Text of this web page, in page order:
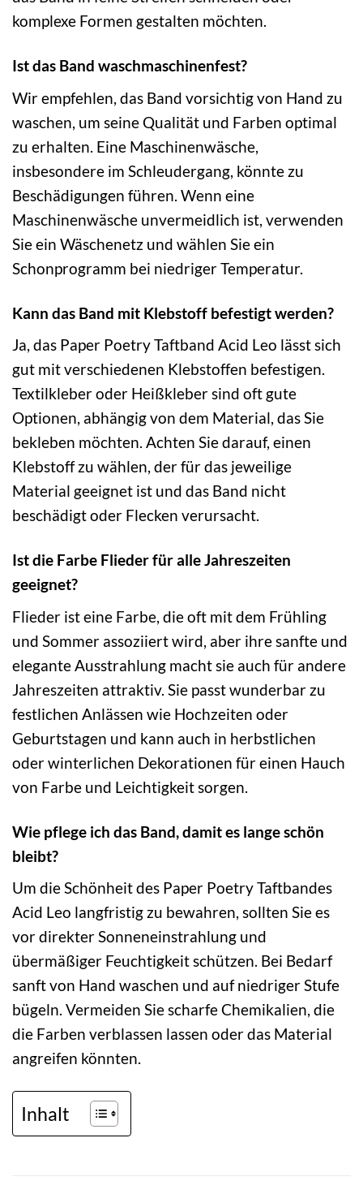
komplexe Formen gestalten möchten.
Ist das Band waschmaschinenfest?
Wir empfehlen, das Band vorsichtig von Hand zu
waschen, um seine Qualität und Farben optimal
zu erhalten. Eine Maschinenwäsche,
insbesondere im Schleudergang, könnte zu
Beschädigungen führen. Wenn eine
Maschinenwäsche unvermeidlich ist, verwenden
Sie ein Wäschenetz und wählen Sie ein
Schonprogramm bei niedriger Temperatur.
Kann das Band mit Klebstoff befestigt werden?
Ja, das Paper Poetry Taftband Acid Leo lässt sich
gut mit verschiedenen Klebstoffen befestigen.
Textilkleber oder Heißkleber sind oft gute
Optionen, abhängig von dem Material, das Sie
bekleben möchten. Achten Sie darauf, einen
Klebstoff zu wählen, der für das jeweilige
Material geeignet ist und das Band nicht
beschädigt oder Flecken verursacht.
Ist die Farbe Flieder für alle Jahreszeiten
geeignet?
Flieder ist eine Farbe, die oft mit dem Frühling
und Sommer assoziiert wird, aber ihre sanfte und
elegante Ausstrahlung macht sie auch für andere
Jahreszeiten attraktiv. Sie passt wunderbar zu
festlichen Anlässen wie Hochzeiten oder
Geburtstagen und kann auch in herbstlichen
oder winterlichen Dekorationen für einen Hauch
von Farbe und Leichtigkeit sorgen.
Wie pflege ich das Band, damit es lange schön
bleibt?
Um die Schönheit des Paper Poetry Taftbandes
Acid Leo langfristig zu bewahren, sollten Sie es
vor direkter Sonneneinstrahlung und
übermäßiger Feuchtigkeit schützen. Bei Bedarf
sanft von Hand waschen und auf niedriger Stufe
bügeln. Vermeiden Sie scharfe Chemikalien, die
die Farben verblassen lassen oder das Material
angreifen könnten.
Inhalt